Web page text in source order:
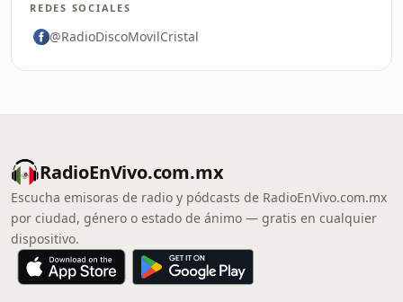
REDES SOCIALES
@RadioDiscoMovilCristal
RadioEnVivo.com.mx
Escucha emisoras de radio y pódcasts de RadioEnVivo.com.mx
por ciudad, género o estado de ánimo — gratis en cualquier
dispositivo.